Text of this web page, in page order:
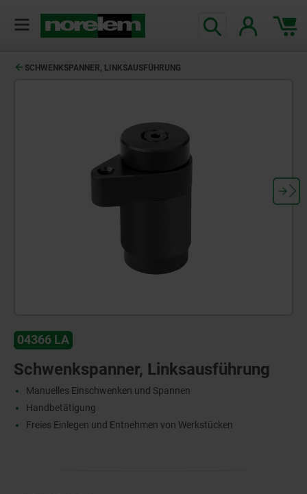
SCHWENKSPANNER, LINKSAUSFÜHRUNG
04366 LA
Schwenkspanner, Linksausführung
Manuelles Einschwenken und Spannen
Handbetätigung
Freies Einlegen und Entnehmen von Werkstücken